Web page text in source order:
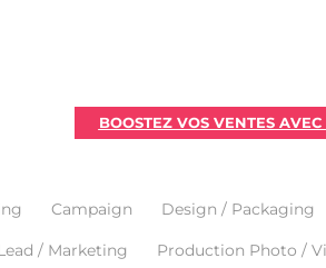
BOOSTEZ VOS VENTES
Campaign Design / Packaging
/ Marketing Production Photo /